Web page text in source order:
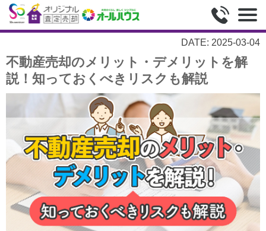
DATE: 2025-03-04
不動産売却のメリット・デメリットを解
説！知っておくべきリスクも解説